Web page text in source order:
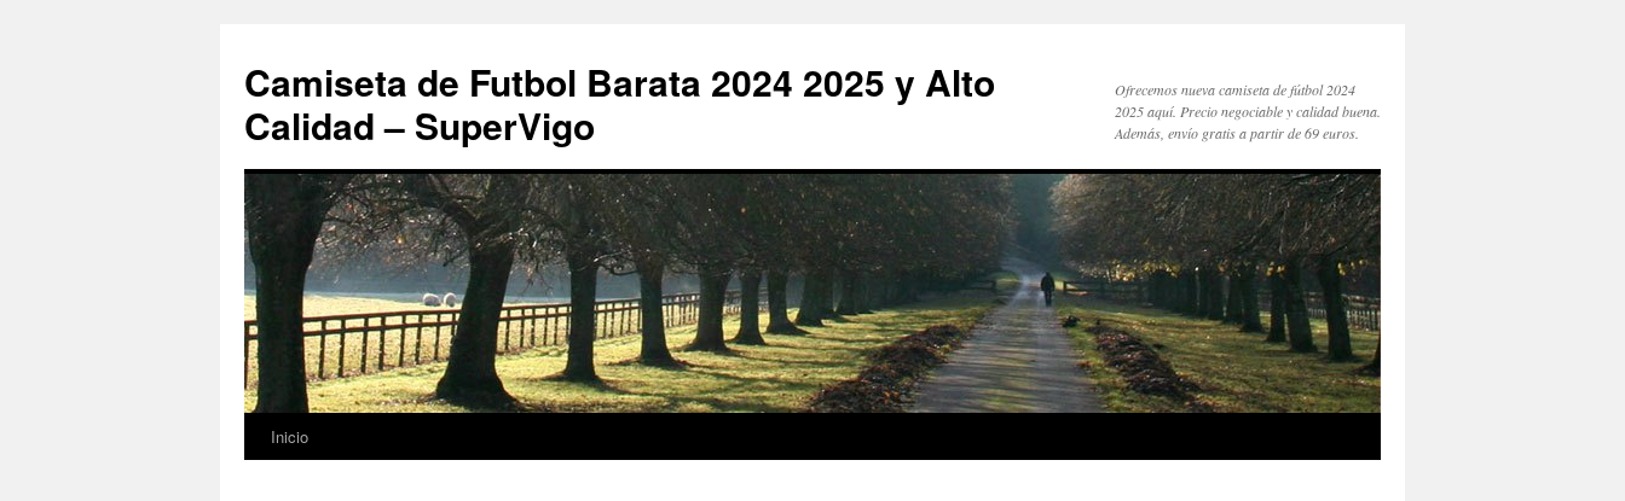
Camiseta de Futbol Barata 2024 2025 y Alto
Calidad – SuperVigo
Ofrecemos nueva camiseta de fútbol 2024
2025 aquí. Precio negociable y calidad buena.
Además, envío gratis a partir de 69 euros.
Saltar
Inicio